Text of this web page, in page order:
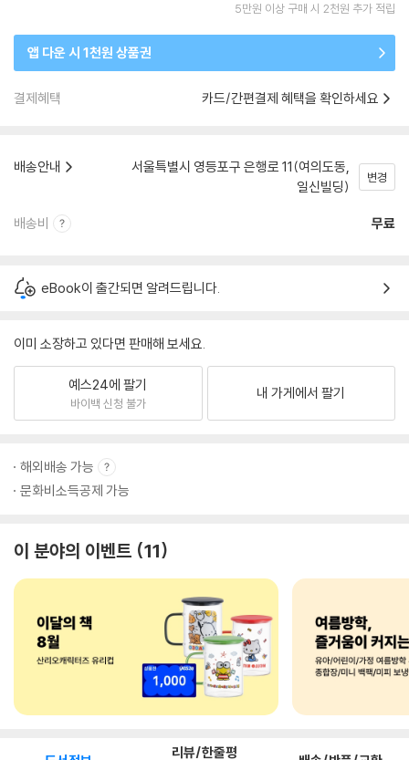
5만원 이상 구매 시 2천원 추가 적립
앱 다운 시 1천원 상품권
결제혜택 카드/간편결제 혜택을 확인하세요
배송안내
서울특별시 영등포구 은행로 11(여의도동,
일신빌딩)
변경
배송비 무료
eBook이 출간되면 알려드립니다.
이미 소장하고 있다면 판매해 보세요.
예스24에 팔기
바이백 신청 불가
내 가게에서 팔기
해외배송 가능
문화비소득공제 가능
이 분야의 이벤트 11
리뷰/한줄평